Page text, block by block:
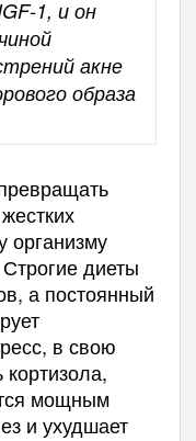
1, и он
акне
образа
организму
диеты
а постоянный
в свою
мощным
и ухудшает